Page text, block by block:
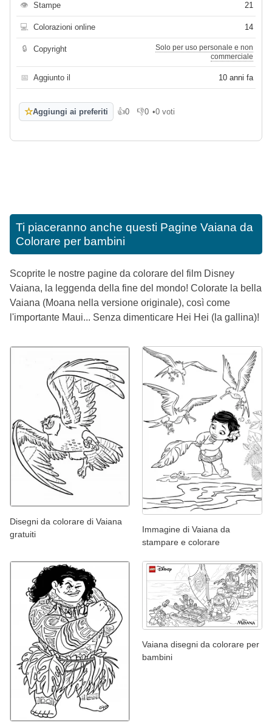
👁 Stampe 21
💻 Colorazioni online 14
🔒 Copyright
Solo per uso personale e non
commerciale
📅 Aggiunto il 10 anni fa
☆Aggiungi ai preferiti 👍0
Mi piace
👎0
Non mi piace
•0 voti
Ti piaceranno anche questi Pagine Vaiana da
Colorare per bambini
Scoprite le nostre pagine da colorare del film Disney
Vaiana, la leggenda della fine del mondo! Colorate la bella
Vaiana (Moana nella versione originale), così come
l'importante Maui... Senza dimenticare Hei Hei (la gallina)!
Disegni da colorare di Vaiana
gratuiti
Immagine di Vaiana da
stampare e colorare
Vaiana disegni da colorare per
bambini